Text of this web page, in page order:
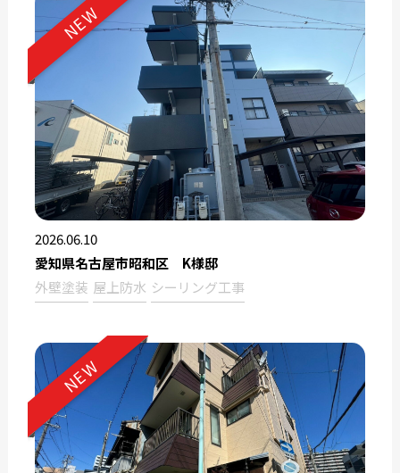
2026.06.10
愛知県名古屋市昭和区 K様邸
外壁塗装 屋上防水 シーリング工事
NEW
NEW